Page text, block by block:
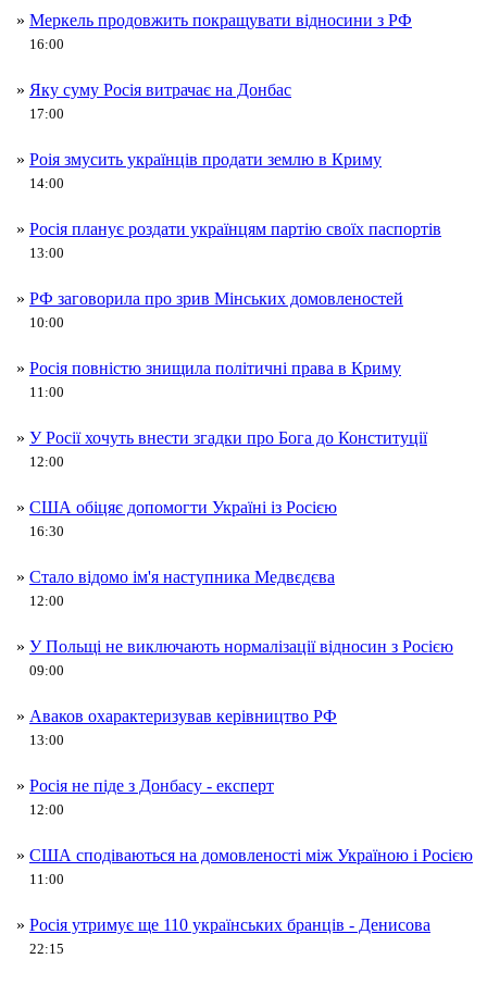
» Меркель продовжить покращувати відносини з РФ
16:00
» Яку суму Росія витрачає на Донбас
17:00
» Роія змусить українців продати землю в Криму
14:00
» Росія планує роздати українцям партію своїх паспортів
13:00
» РФ заговорила про зрив Мінських домовленостей
10:00
» Росія повністю знищила політичні права в Криму
11:00
» У Росії хочуть внести згадки про Бога до Конституції
12:00
» США обіцяє допомогти Україні із Росією
16:30
» Стало відомо ім'я наступника Медвєдєва
12:00
» У Польщі не виключають нормалізації відносин з Росією
09:00
» Аваков охарактеризував керівництво РФ
13:00
» Росія не піде з Донбасу - експерт
12:00
» США сподіваються на домовленості між Україною і Росією
11:00
» Росія утримує ще 110 українських бранців - Денисова
22:15